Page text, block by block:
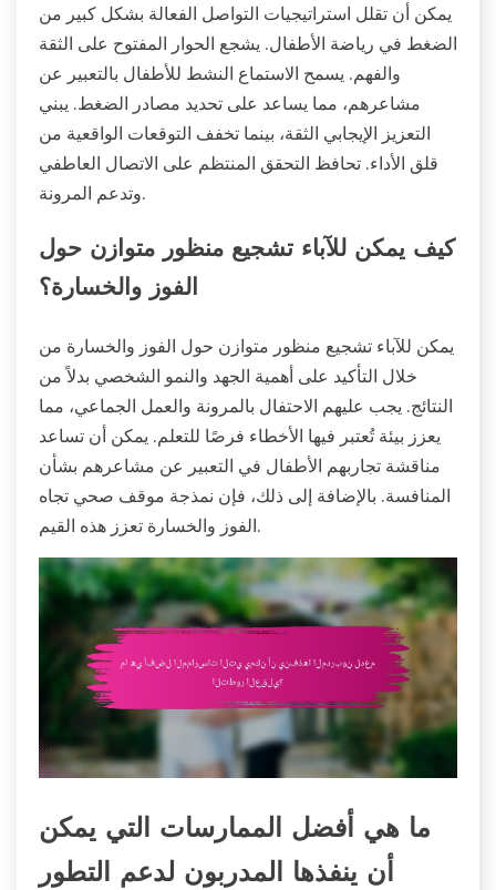
يمكن أن تقلل استراتيجيات التواصل الفعالة بشكل كبير من
الضغط في رياضة الأطفال. يشجع الحوار المفتوح على الثقة
والفهم. يسمح الاستماع النشط للأطفال بالتعبير عن
مشاعرهم، مما يساعد على تحديد مصادر الضغط. يبني
التعزيز الإيجابي الثقة، بينما تخفف التوقعات الواقعية من
قلق الأداء. تحافظ التحقق المنتظم على الاتصال العاطفي
وتدعم المرونة.
كيف يمكن للآباء تشجيع منظور متوازن حول
الفوز والخسارة؟
يمكن للآباء تشجيع منظور متوازن حول الفوز والخسارة من
خلال التأكيد على أهمية الجهد والنمو الشخصي بدلاً من
النتائج. يجب عليهم الاحتفال بالمرونة والعمل الجماعي، مما
يعزز بيئة تُعتبر فيها الأخطاء فرصًا للتعلم. يمكن أن تساعد
مناقشة تجاربهم الأطفال في التعبير عن مشاعرهم بشأن
المنافسة. بالإضافة إلى ذلك، فإن نمذجة موقف صحي تجاه
الفوز والخسارة تعزز هذه القيم.
ما هي أفضل الممارسات التي يمكن
أن ينفذها المدربون لدعم التطور